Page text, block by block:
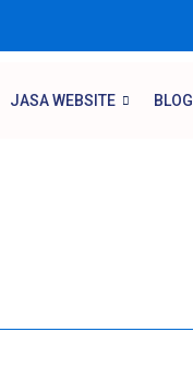
JASA WEBSITE BLOG